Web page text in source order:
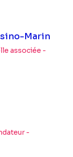
Marin
associée -
-